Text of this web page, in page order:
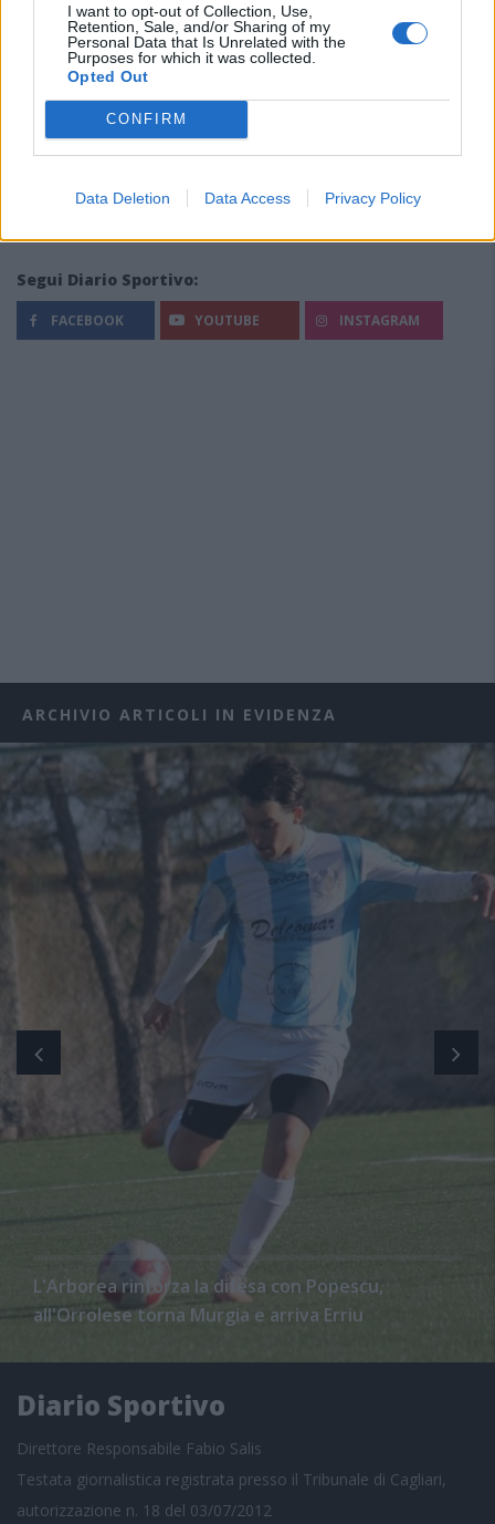
I want to opt-out of Collection, Use,
Retention, Sale, and/or Sharing of my
Personal Data that Is Unrelated with the
Purposes for which it was collected.
Opted Out
CONFIRM
Data Deletion Data Access Privacy Policy
Segui Diario Sportivo:
FACEBOOK YOUTUBE INSTAGRAM
ARCHIVIO ARTICOLI IN EVIDENZA
L'Arborea rinforza la difesa con Popescu,
all'Orrolese torna Murgia e arriva Erriu
Diario Sportivo
Direttore Responsabile Fabio Salis
Testata giornalistica registrata presso il Tribunale di Cagliari,
autorizzazione n. 18 del 03/07/2012